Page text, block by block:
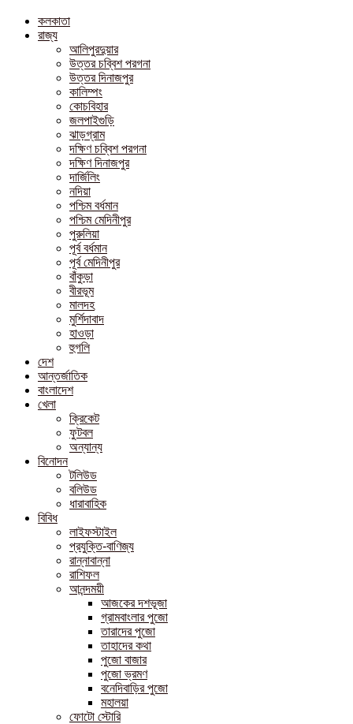
কলকাতা
রাজ্য
আলিপুরদুয়ার
উত্তর চব্বিশ পরগনা
উত্তর দিনাজপুর
কালিম্পং
কোচবিহার
জলপাইগুড়ি
ঝাড়গ্রাম
দক্ষিণ চব্বিশ পরগনা
দক্ষিণ দিনাজপুর
দার্জিলিং
নদিয়া
পশ্চিম বর্ধমান
পশ্চিম মেদিনীপুর
পুরুলিয়া
পূর্ব বর্ধমান
পূর্ব মেদিনীপুর
বাঁকুড়া
বীরভূম
মালদহ
মুর্শিদাবাদ
হাওড়া
হুগলি
দেশ
আন্তর্জাতিক
বাংলাদেশ
খেলা
ক্রিকেট
ফুটবল
অন্যান্য
বিনোদন
টলিউড
বলিউড
ধারাবাহিক
বিবিধ
লাইফস্টাইল
প্রযুক্তি-বাণিজ্য
রান্নাবান্না
রাশিফল
আনন্দময়ী
আজকের দশভূজা
গ্রামবাংলার পুজো
তারাদের পুজো
তাহাদের কথা
পুজো বাজার
পুজো ভ্রমণ
বনেদিবাড়ির পুজো
মহালয়া
ফোটো স্টোরি